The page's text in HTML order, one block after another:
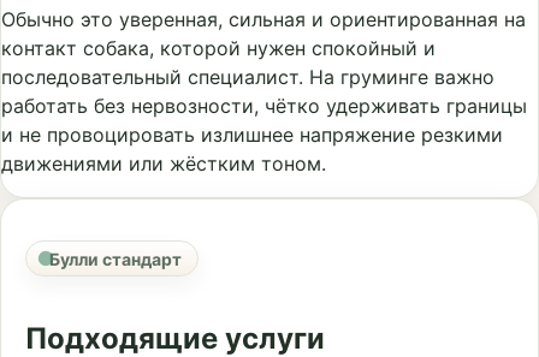
Обычно это уверенная, сильная и ориентированная на
контакт собака, которой нужен спокойный и
последовательный специалист. На груминге важно
работать без нервозности, чётко удерживать границы
и не провоцировать излишнее напряжение резкими
движениями или жёстким тоном.
Булли стандарт
Подходящие услуги